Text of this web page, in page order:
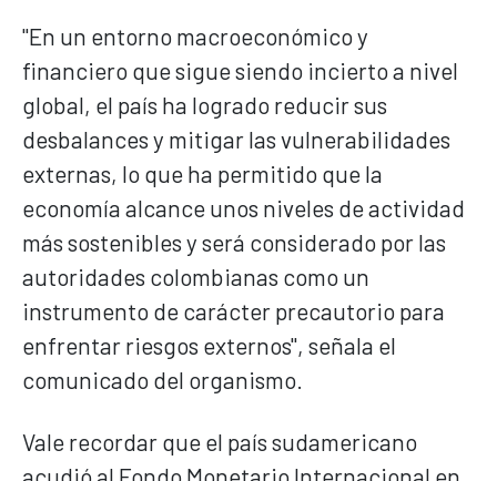
"En un entorno macroeconómico y
financiero que sigue siendo incierto a nivel
global, el país ha logrado reducir sus
desbalances y mitigar las vulnerabilidades
externas, lo que ha permitido que la
economía alcance unos niveles de actividad
más sostenibles y será considerado por las
autoridades colombianas como un
instrumento de carácter precautorio para
enfrentar riesgos externos", señala el
comunicado del organismo.
Vale recordar que el país sudamericano